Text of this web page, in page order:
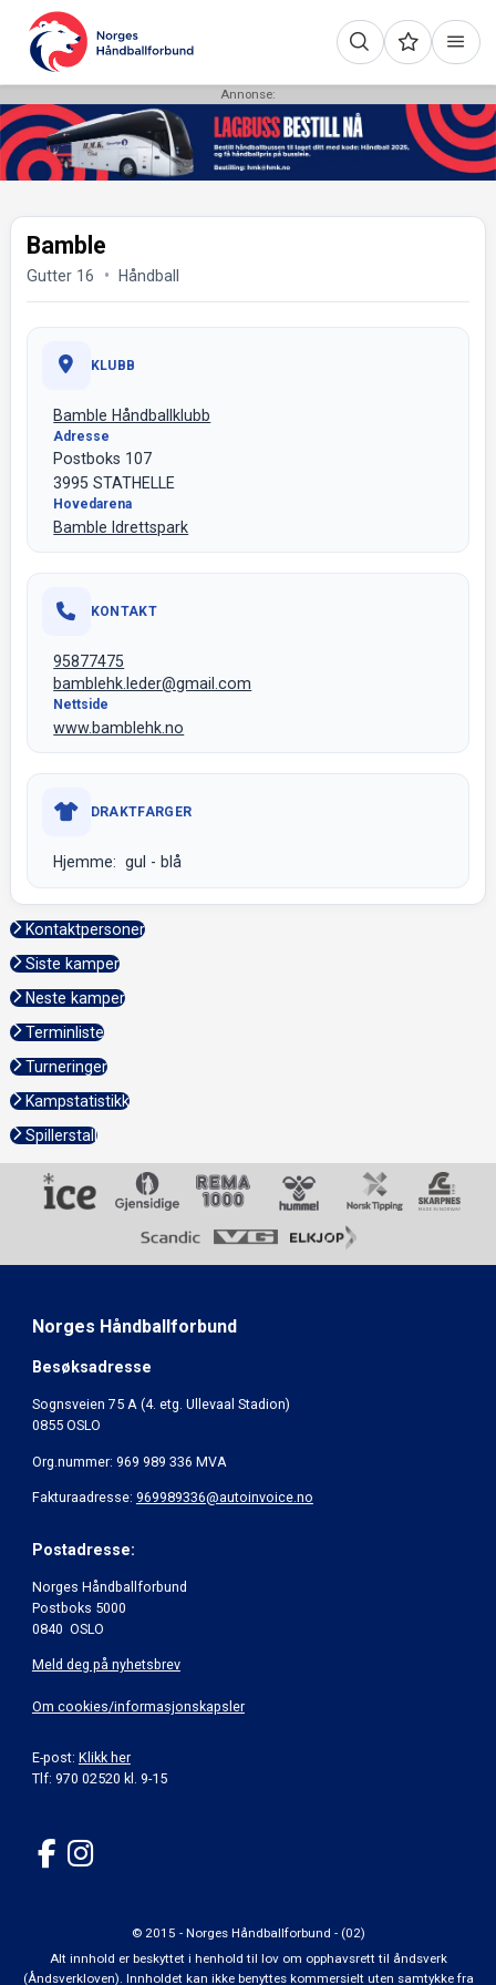
Annonse:
Bamble
Gutter 16 Håndball
KLUBB
Bamble Håndballklubb
Adresse
Postboks 107
3995 STATHELLE
Hovedarena
Bamble Idrettspark
KONTAKT
95877475
bamblehk.leder@gmail.com
Nettside
www.bamblehk.no
DRAKTFARGER
Hjemme: gul - blå
Kontaktpersoner
Siste kamper
Neste kamper
Terminliste
Turneringer
Kampstatistikk
Spillerstall
Norges Håndballforbund
Besøksadresse
Sognsveien 75 A (4. etg. Ullevaal Stadion)
0855 OSLO
Org.nummer: 969 989 336 MVA
Fakturaadresse: 969989336@autoinvoice.no
Postadresse:
Norges Håndballforbund
Postboks 5000
0840 OSLO
Meld deg på nyhetsbrev
Om cookies/informasjonskapsler
E-post: Klikk her
Tlf: 970 02520 kl. 9-15
© 2015 - Norges Håndballforbund - (02)
Alt innhold er beskyttet i henhold til lov om opphavsrett til åndsverk
(Åndsverkloven). Innholdet kan ikke benyttes kommersielt uten samtykke fra